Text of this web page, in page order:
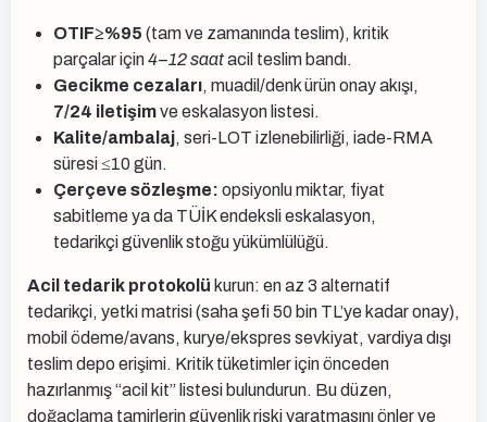
OTIF≥%95 (tam ve zamanında teslim), kritik
parçalar için4–12 saatacil teslim bandı.
Gecikme cezaları, muadil/denk ürün onay akışı,
7/24 iletişimve eskalasyon listesi.
Kalite/ambalaj, seri-LOT izlenebilirliği, iade-RMA
süresi ≤10 gün.
Çerçeve sözleşme: opsiyonlu miktar, fiyat
sabitleme ya da TÜİK endeksli eskalasyon,
tedarikçi güvenlik stoğu yükümlülüğü.
Acil tedarik protokolü kurun: en az 3 alternatif
tedarikçi, yetki matrisi (saha şefi 50 bin TL’ye kadar onay),
mobil ödeme/avans, kurye/ekspres sevkiyat, vardiya dışı
teslim depo erişimi. Kritik tüketimler için önceden
hazırlanmış “acil kit” listesi bulundurun. Bu düzen,
doğaçlama tamirlerin güvenlik riski yaratmasını önler ve